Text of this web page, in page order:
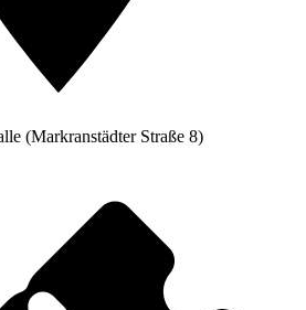
(Markranstädter Straße 8)